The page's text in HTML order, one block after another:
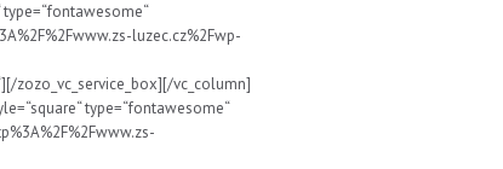
luzec.cz%2Fwp-
zozo_vc_service_box][/vc_column]
type=“fontawesome“